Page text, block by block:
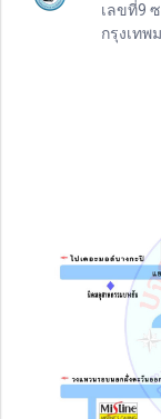
เลขที่9
กรุงเทพ